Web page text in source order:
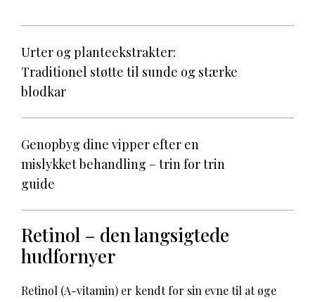
Urter og planteekstrakter:
Traditionel støtte til sunde og stærke
blodkar
Genopbyg dine vipper efter en
mislykket behandling – trin for trin
guide
Retinol – den langsigtede
hudfornyer
Retinol (A-vitamin) er kendt for sin evne til at øge